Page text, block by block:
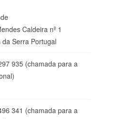
Caldeira nº 1
Serra Portugal
935 (chamada para a
341 (chamada para a